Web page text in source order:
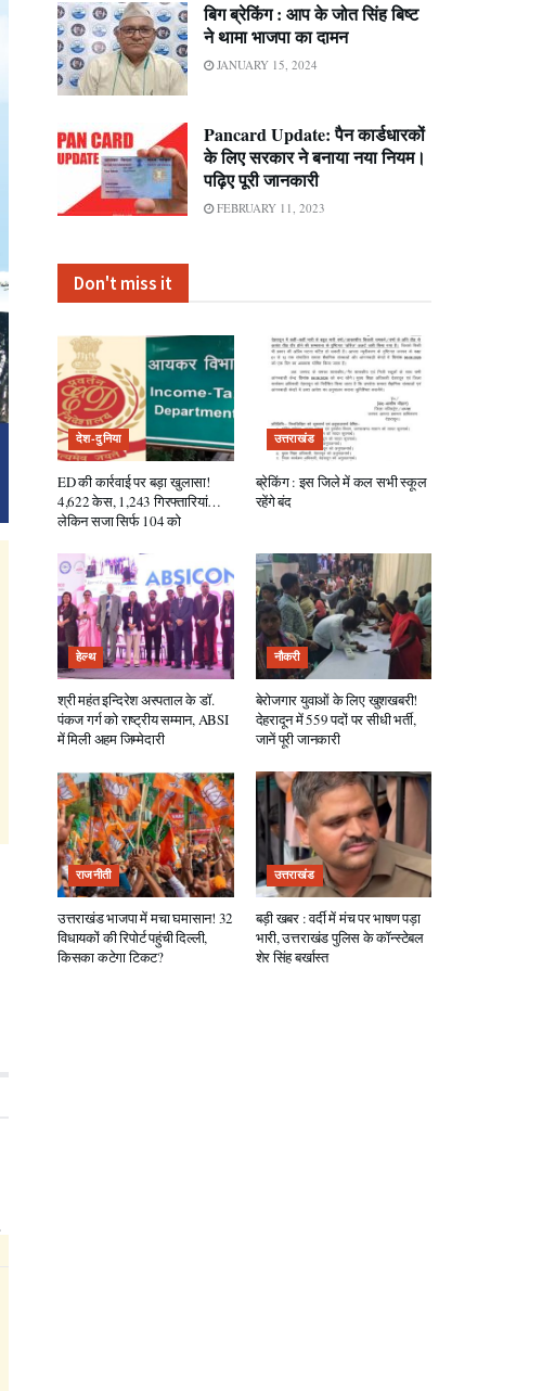
बिग ब्रेकिंग : आप के जोत सिंह बिष्ट
ने थामा भाजपा का दामन
JANUARY 15, 2024
Pancard Update: पैन कार्डधारकों
के लिए सरकार ने बनाया नया नियम।
पढ़िए पूरी जानकारी
FEBRUARY 11, 2023
Don't miss it
देश-दुनिया
ED की कार्रवाई पर बड़ा खुलासा!
4,622 केस, 1,243 गिरफ्तारियां…
लेकिन सजा सिर्फ 104 को
उत्तराखंड
ब्रेकिंग : इस जिले में कल सभी स्कूल
रहेंगे बंद
हेल्थ
श्री महंत इन्दिरेश अस्पताल के डॉ.
पंकज गर्ग को राष्ट्रीय सम्मान, ABSI
में मिली अहम जिम्मेदारी
नौकरी
बेरोजगार युवाओं के लिए खुशखबरी!
देहरादून में 559 पदों पर सीधी भर्ती,
जानें पूरी जानकारी
राजनीती
उत्तराखंड भाजपा में मचा घमासान! 32
विधायकों की रिपोर्ट पहुंची दिल्ली,
किसका कटेगा टिकट?
उत्तराखंड
बड़ी खबर : वर्दी में मंच पर भाषण पड़ा
भारी, उत्तराखंड पुलिस के कॉन्स्टेबल
शेर सिंह बर्खास्त